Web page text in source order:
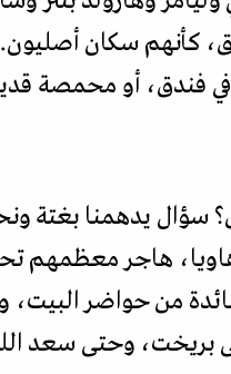
كأنهم سكان
فندق، أو محمصة
سؤال يدهمنا بغتة
وباحثا وهاويا،
من حواضر
بريخت، وحتى سعد